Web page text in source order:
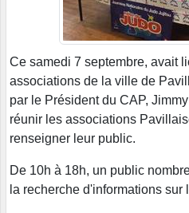
Ce samedi 7 septembre, avait
associations de la ville de
par le Président du CAP,
réunir les associations
renseigner leur public.
De 10h à 18h, un public
la recherche d'informations sur